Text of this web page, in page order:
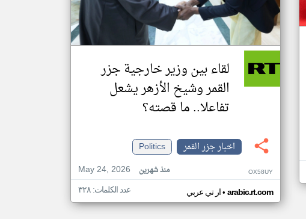
لقاء بين وزير خارجية جزر
القمر وشيخ الأزهر يشعل
تفاعلا.. ما قصته؟
اخبار جزر القمر
Politics
May 24, 2026
منذ شهرين OX58UY
ار تي عربي• arabic.rt.com عدد الكلمات: ٣٢٨